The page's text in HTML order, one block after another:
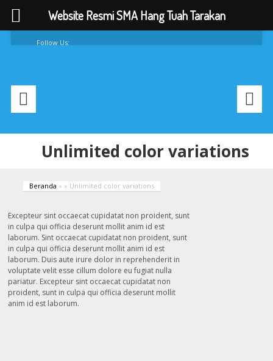
Follow Us:
Unlimited color variations
Beranda » » Unlimited color variations
Excepteur sint occaecat cupidatat non proident, sunt
in culpa qui officia deserunt mollit anim id est
laborum. Sint occaecat cupidatat non proident, sunt
in culpa qui officia deserunt mollit anim id est
laborum. Duis aute irure dolor in reprehenderit in
voluptate velit esse cillum dolore eu fugiat nulla
pariatur. Excepteur sint occaecat cupidatat non
proident, sunt in culpa qui officia deserunt mollit
anim id est laborum.
Website Resmi SMA Hang Tuah Tarakan